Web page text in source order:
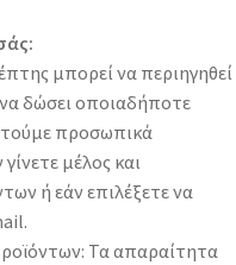
μπορεί να περιηγηθεί
δώσει οποιαδήποτε
προσωπικά
μέλος και
ή εάν επιλέξετε να
Τα απαραίτητα